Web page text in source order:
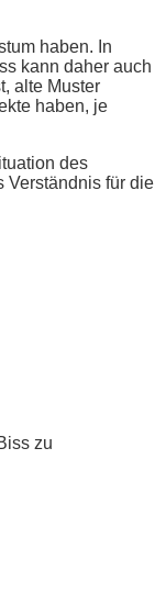
haben. In
kann daher auch
alte Muster
haben, je
des
Verständnis für die
zu